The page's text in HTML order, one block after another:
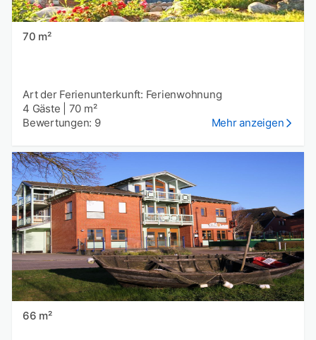
70 m²
Art der Ferienunterkunft: Ferienwohnung
4 Gäste
70 m²
Bewertungen: 9
Mehr anzeigen
66 m²